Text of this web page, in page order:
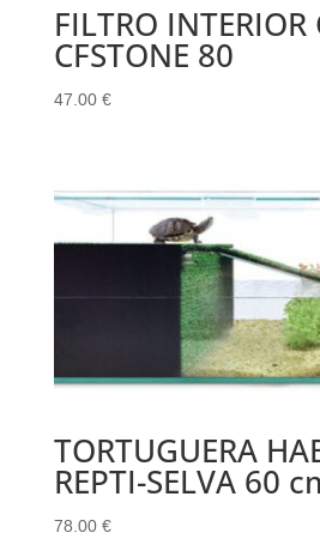
FILTRO INTERIOR
CFSTONE 80
47.00 €
TORTUGUERA
REPTI-SELVA 60
78.00 €